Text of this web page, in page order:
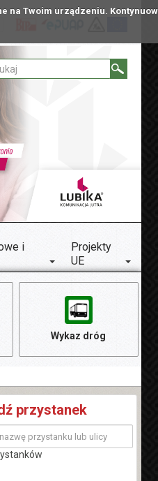
na Twoim urządzeniu.
i
Projekty
UE
Wykaz dróg
przystanek